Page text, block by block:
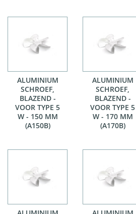
ALUMINIUM
SCHROEF,
BLAZEND -
VOOR TYPE 5
W - 150 MM
(A150B)
ALUMINIUM
SCHROEF,
BLAZEND -
VOOR TYPE 5
W - 170 MM
(A170B)